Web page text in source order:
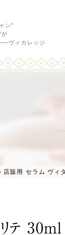
ン"
が
ヴィカレッジ
店販用 セラム ヴィ
テ 30ml